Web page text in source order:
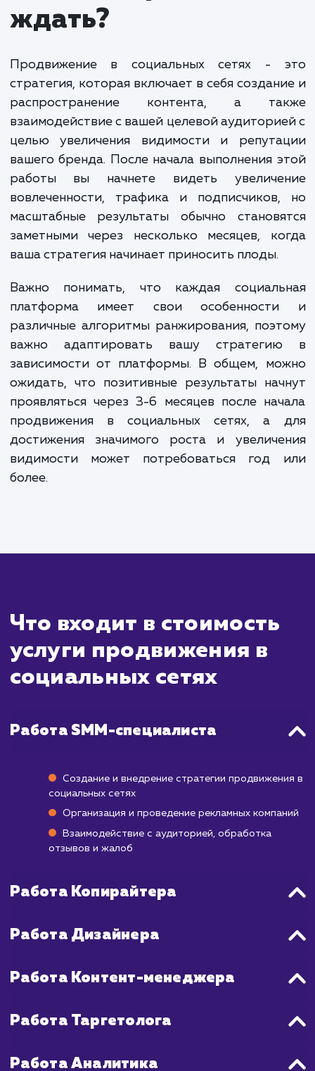
среднем, цены начинаются от 15 000 рублей в
для базового пакета услуг, который включает
разработку стратегии, управление социальными
медиа, создание и публикацию контента. Более
таргетированную рекламу, SEO-оптимизацию и
сложные элементы маркетинга, могут стоить от
000 до 50 000 рублей в месяц и выше.
Мы всегда стремимся предоставить нашим клиентам
наилучшую стоимость и гарантируем отличные
Давайте обсудим ваш проект и найдем лучшее решение
Сколько времени
ждать?
распространение контента, а
вашего бренда. После начала выполнения
вовлеченности, трафика и
масштабные результаты обычно
ваша стратегия начинает приносить плоды.
платформа имеет свои
важно адаптировать вашу
зависимости от платформы. В общем,
проявляться через 3-6 месяцев после
достижения значимого роста и
более.